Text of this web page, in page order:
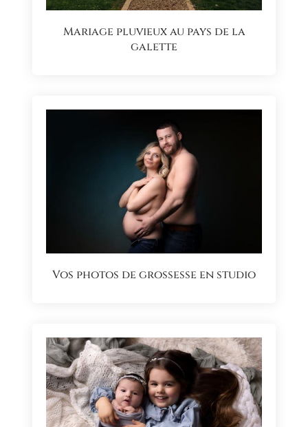
Mariage pluvieux au pays de la
galette
Vos photos de grossesse en studio